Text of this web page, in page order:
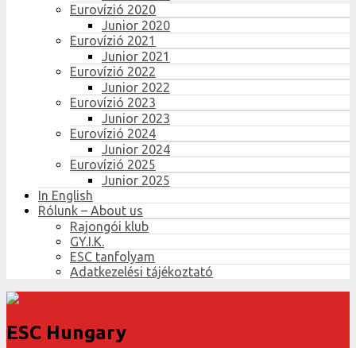
Eurovízió 2020
Junior 2020
Eurovízió 2021
Junior 2021
Eurovízió 2022
Junior 2022
Eurovízió 2023
Junior 2023
Eurovízió 2024
Junior 2024
Eurovízió 2025
Junior 2025
In English
Rólunk – About us
Rajongói klub
GY.I.K.
ESC tanfolyam
Adatkezelési tájékoztató
ESC Hungary